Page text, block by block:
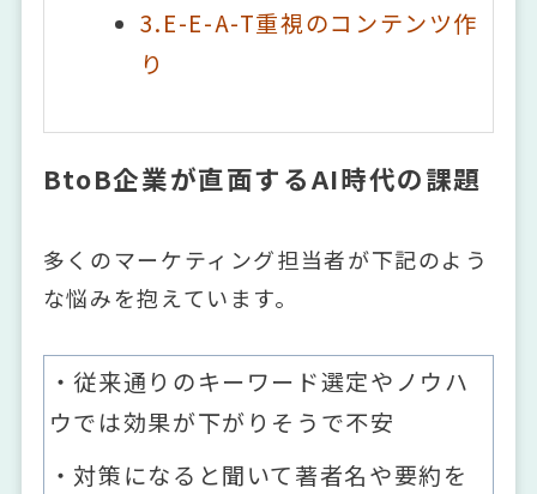
3.E-E-A-T重視のコンテンツ作
り
BtoB企業が直面するAI時代の課題
多くのマーケティング担当者が下記のよう
な悩みを抱えています。
・従来通りのキーワード選定やノウハ
ウでは効果が下がりそうで不安
・対策になると聞いて著者名や要約を